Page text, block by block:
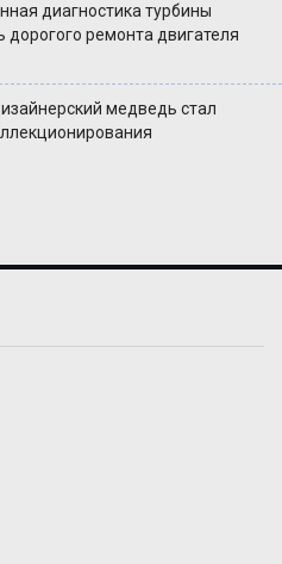
диагностика турбины
дорогого ремонта двигателя
медведь стал